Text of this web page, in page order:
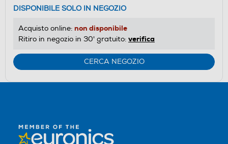
DISPONIBILE SOLO IN NEGOZIO
Acquisto online: non disponibile
Ritiro in negozio in 30' gratuito: verifica
CERCA NEGOZIO